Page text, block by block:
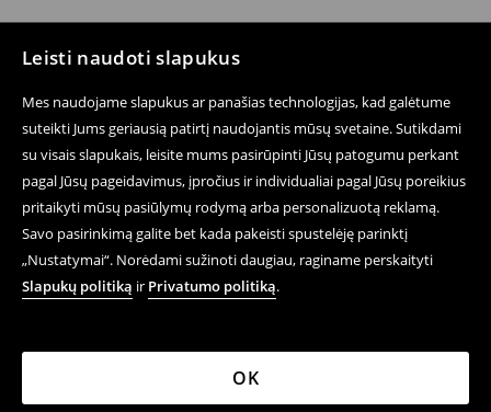
Leisti naudoti slapukus
Mes naudojame slapukus ar panašias technologijas, kad galėtume
suteikti Jums geriausią patirtį naudojantis mūsų svetaine. Sutikdami
su visais slapukais, leisite mums pasirūpinti Jūsų patogumu perkant
pagal Jūsų pageidavimus, įpročius ir individualiai pagal Jūsų poreikius
pritaikyti mūsų pasiūlymų rodymą arba personalizuotą reklamą.
Savo pasirinkimą galite bet kada pakeisti spustelėję parinktį
„Nustatymai“. Norėdami sužinoti daugiau, raginame perskaityti
Slapukų politiką ir Privatumo politiką.
OK